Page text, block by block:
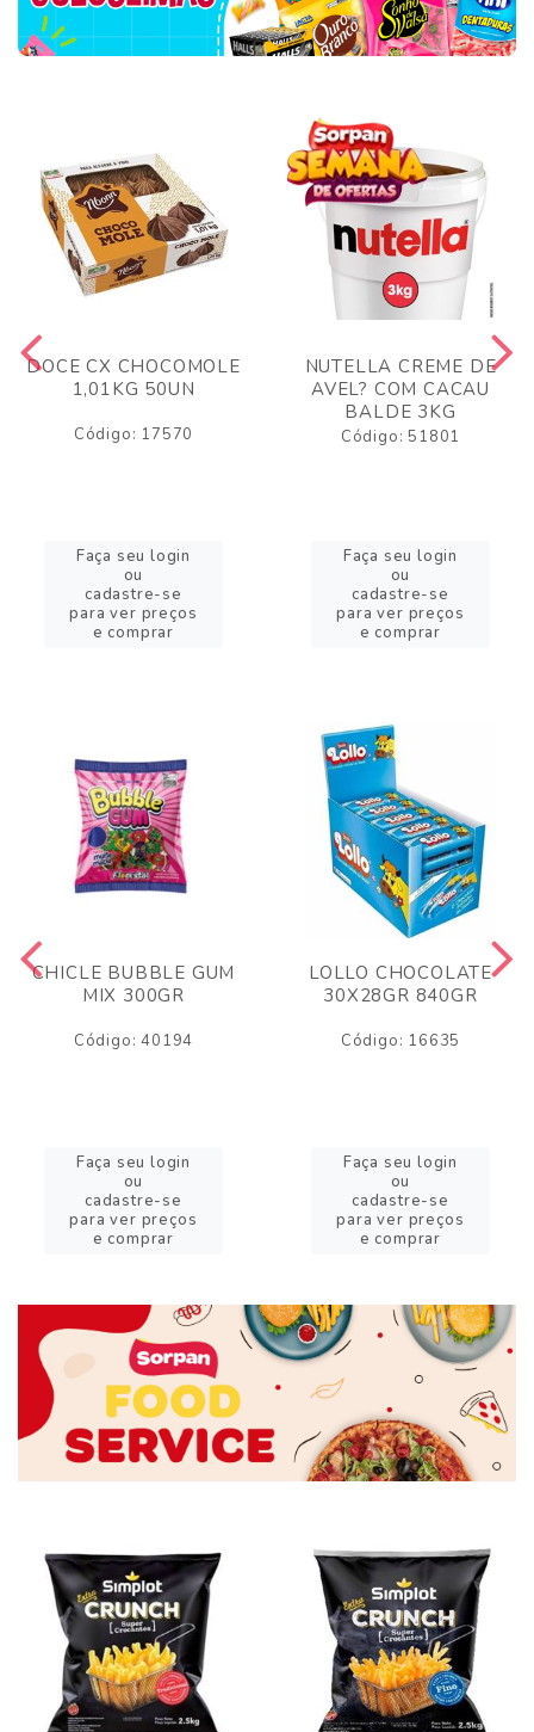
DOCE CX CHOCOMOLE
1,01KG 50UN
Código: 17570
Faça seu login
ou
cadastre-se
para ver preços
e comprar
NUTELLA CREME DE
AVEL? COM CACAU
BALDE 3KG
Código: 51801
Faça seu login
ou
cadastre-se
para ver preços
e comprar
CHICLE BUBBLE GUM
MIX 300GR
Código: 40194
Faça seu login
ou
cadastre-se
para ver preços
e comprar
LOLLO CHOCOLATE
30X28GR 840GR
Código: 16635
Faça seu login
ou
cadastre-se
para ver preços
e comprar